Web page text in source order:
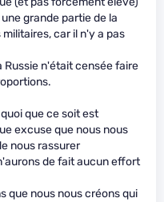
grande partie de la
car il n'y a pas
Russie n'était censée faire
que ce soit est
excuse que nous nous
nous rassurer
de fait aucun effort
que nous nous créons qui